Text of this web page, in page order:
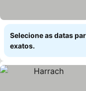
Selecione as datas
exatos.